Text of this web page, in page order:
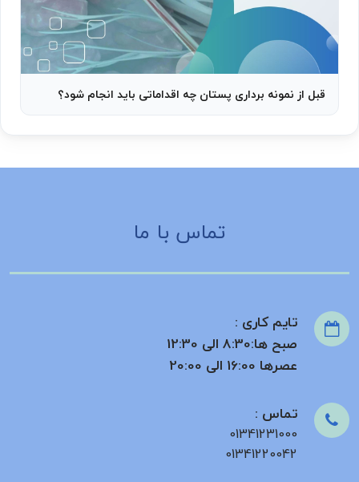
قبل از نمونه برداری پستان چه اقداماتی باید انجام شود؟
تماس با ما
تایم کاری :
صبح ها:8:30 الی 12:30
عصرها 16:00 الی 20:00
تماس :
01341231000
01341220042